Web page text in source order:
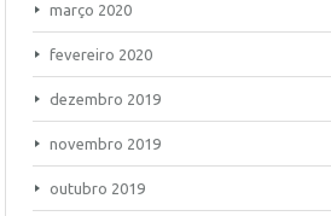
março 2020
fevereiro 2020
dezembro 2019
novembro 2019
outubro 2019